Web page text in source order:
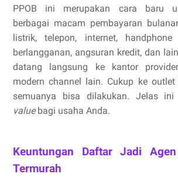
PPOB ini merupakan cara baru
berbagai macam pembayaran
listrik, telepon, internet, handphone
berlangganan, angsuran kredit, dan
datang langsung ke kantor
modern channel lain. Cukup ke
semuanya bisa dilakukan. Jelas ini
valuebagi usaha Anda.
Keuntungan Daftar Jadi
Termurah